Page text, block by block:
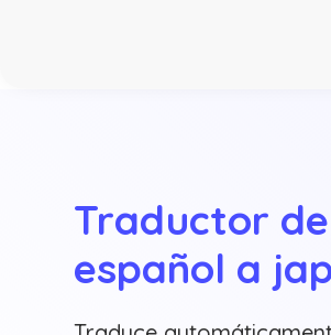
Traductor
español a